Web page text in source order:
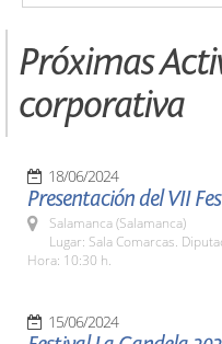
Próximas
corporativa
18/06/2024
Presentación del VII
Salamanca (Salamanca)
Lugar: Sala Comarcas.
Hora: 10:30 h.
15/06/2024